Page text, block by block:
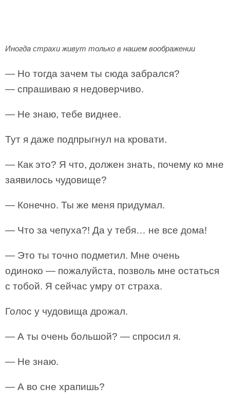
Иногда страхи живут только в нашем воображении
— Но тогда зачем ты сюда забрался?
— спрашиваю я недоверчиво.
— Не знаю, тебе виднее.
Тут я даже подпрыгнул на кровати.
— Как это? Я что, должен знать, почему ко мне
заявилось чудовище?
— Конечно. Ты же меня придумал.
— Что за чепуха?! Да у тебя… не все дома!
— Это ты точно подметил. Мне очень
одиноко — пожалуйста, позволь мне остаться
с тобой. Я сейчас умру от страха.
Голос у чудовища дрожал.
— А ты очень большой? — спросил я.
— Не знаю.
— А во сне храпишь?